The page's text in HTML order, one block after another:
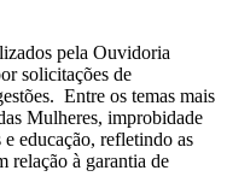
pela Ouvidoria
solicitações de
Entre os temas mais
Mulheres, improbidade
educação, refletindo as
relação à garantia de